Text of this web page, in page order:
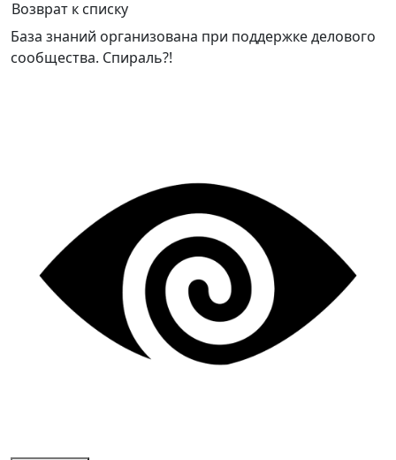
Возврат к списку
База знаний организована при поддержке делового
сообщества. Спираль?!